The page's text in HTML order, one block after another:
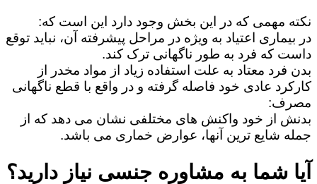
نکته مهمی که در این بخش وجود دارد این است که:
در بیماری اعتیاد به ویژه در مراحل پیشرفته آن، نباید توقع
داست که فرد به طور ناگهانی ترک کند.
بدن فرد معتاد به علت استفاده زیاد از مواد مخدر از
کارکرد عادی خود فاصله گرفته و در واقع با قطع ناگهانی
مصرف:
بدنش از خود واکنش های مختلفی نشان می دهد که از
جمله شایع ترین آنها، عوارض خماری می باشد.
آیا شما به مشاوره جنسی نیاز دارید؟